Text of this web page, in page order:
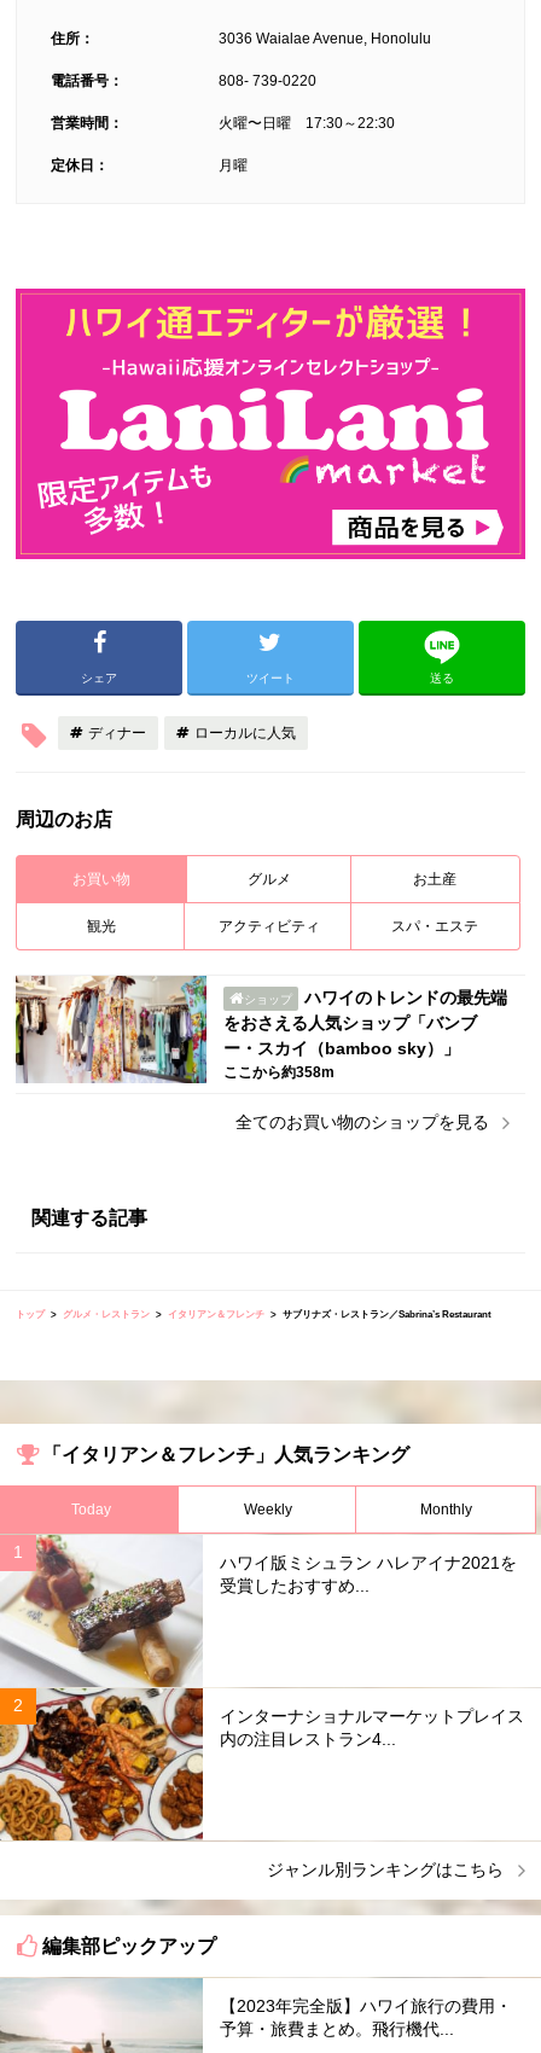
住所： 3036 Waialae Avenue, Honolulu
電話番号： 808- 739-0220
営業時間： 火曜〜日曜 17:30～22:30
定休日： 月曜
シェア ツイート 送る
ディナー ローカルに人気
周辺のお店
お買い物 グルメ お土産
観光 アクティビティ スパ・エステ
ショップ
ハワイのトレンドの最先端
をおさえる人気ショップ「バンブ
ー・スカイ（bamboo sky）」
ここから約358m
全てのお買い物のショップを見る
関連する記事
トップ グルメ・レストラン イタリアン＆フレンチ サブリナズ・レストラン／Sabrina’s Restaurant
「イタリアン＆フレンチ」人気ランキング
Today Weekly Monthly
ハワイ版ミシュラン ハレアイナ2021を
受賞したおすすめ...
インターナショナルマーケットプレイス
内の注目レストラン4...
ジャンル別ランキングはこちら
編集部ピックアップ
【2023年完全版】ハワイ旅行の費用・
予算・旅費まとめ。飛行機代...